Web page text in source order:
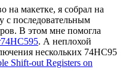
на макетке, я собрал на
с последовательным
В этом мне помогла
. А неплохой
нескольких 74HC95
Shift-out Registers on